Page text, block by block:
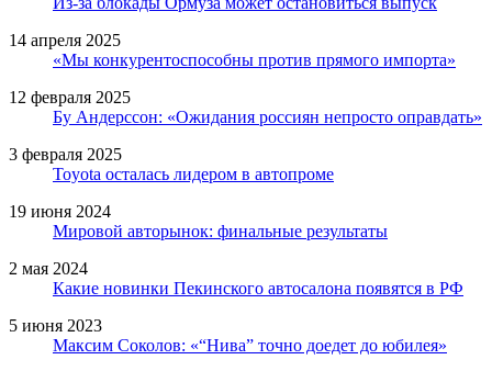
14 апреля 2025
«Мы конкурентоспособны против прямого импорта»
12 февраля 2025
Бу Андерссон: «Ожидания россиян непросто оправдать»
3 февраля 2025
Toyota осталась лидером в автопроме
19 июня 2024
Мировой авторынок: финальные результаты
2 мая 2024
Какие новинки Пекинского автосалона появятся в РФ
5 июня 2023
Максим Соколов: «“Нива” точно доедет до юбилея»